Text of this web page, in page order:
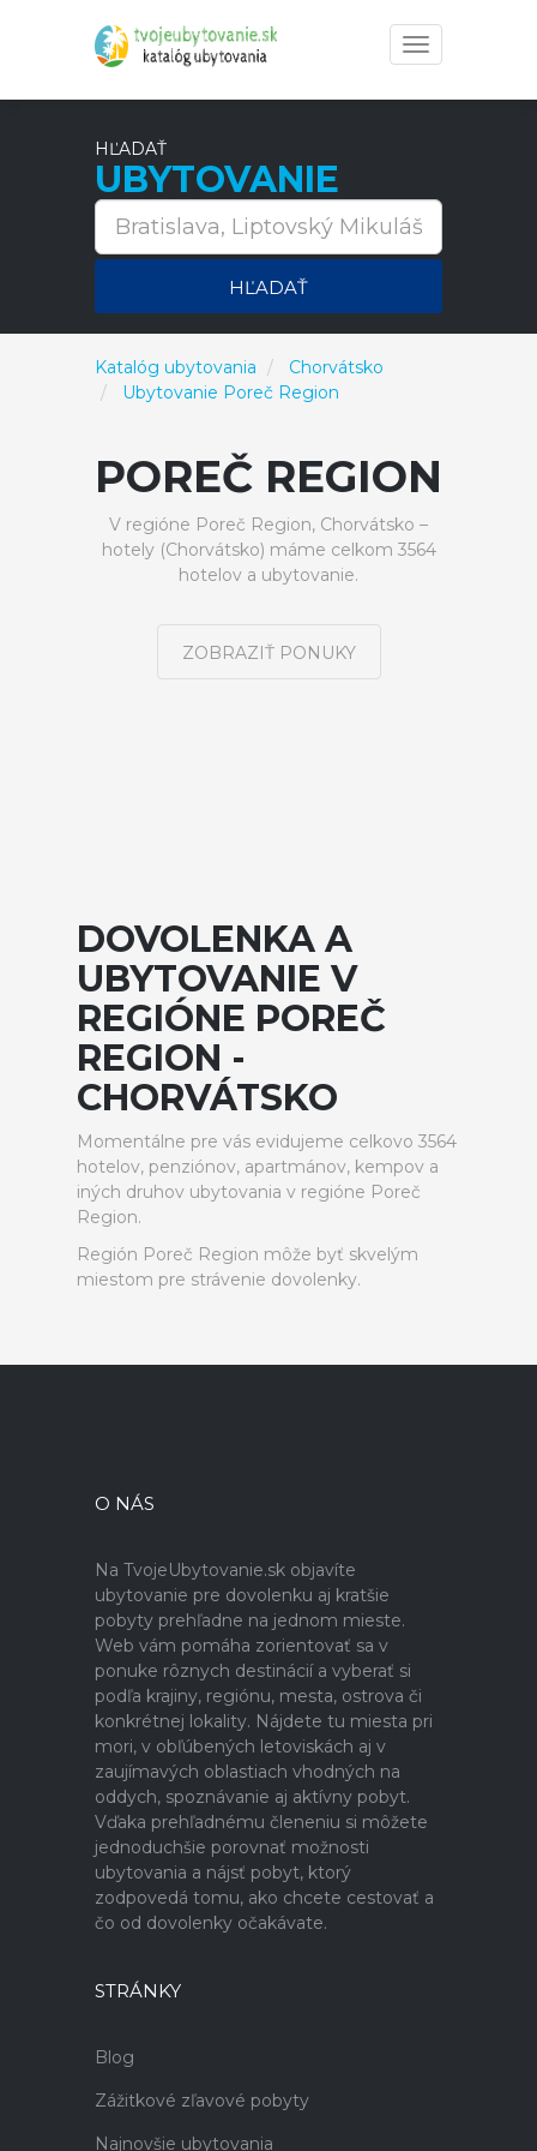
Toggle
navigation
HĽADAŤ
UBYTOVANIE
HĽADAŤ
Katalóg ubytovania
Chorvátsko
Ubytovanie Poreč Region
POREČ REGION
V regióne Poreč Region, Chorvátsko –
hotely (Chorvátsko) máme celkom 3564
hotelov a ubytovanie.
ZOBRAZIŤ PONUKY
DOVOLENKA A
UBYTOVANIE V
REGIÓNE POREČ
REGION -
CHORVÁTSKO
Momentálne pre vás evidujeme celkovo 3564
hotelov, penziónov, apartmánov, kempov a
iných druhov ubytovania v regióne Poreč
Region.
Región Poreč Region môže byť skvelým
miestom pre strávenie dovolenky.
O NÁS
Na TvojeUbytovanie.sk objavíte
ubytovanie pre dovolenku aj kratšie
pobyty prehľadne na jednom mieste.
Web vám pomáha zorientovať sa v
ponuke rôznych destinácií a vyberať si
podľa krajiny, regiónu, mesta, ostrova či
konkrétnej lokality. Nájdete tu miesta pri
mori, v obľúbených letoviskách aj v
zaujímavých oblastiach vhodných na
oddych, spoznávanie aj aktívny pobyt.
Vďaka prehľadnému členeniu si môžete
jednoduchšie porovnať možnosti
ubytovania a nájsť pobyt, ktorý
zodpovedá tomu, ako chcete cestovať a
čo od dovolenky očakávate.
STRÁNKY
Blog
Zážitkové zľavové pobyty
Najnovšie ubytovania